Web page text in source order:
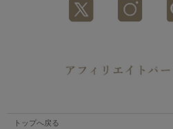
トップへ戻る